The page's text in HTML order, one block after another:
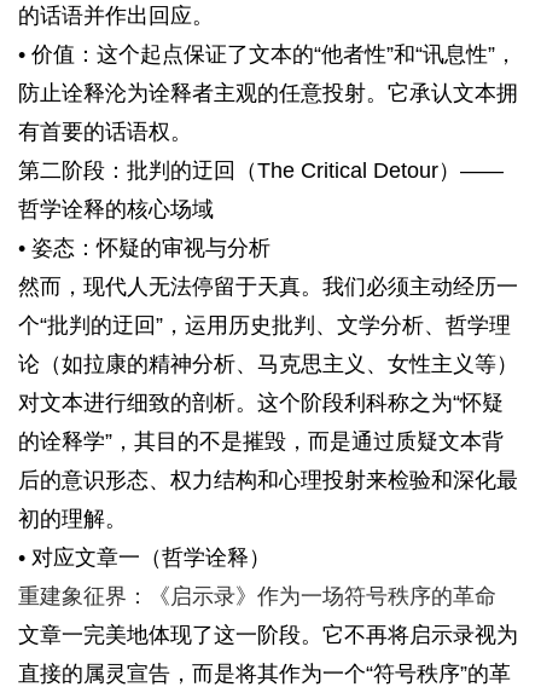
的话语并作出回应。
• 价值：这个起点保证了文本的“他者性”和“讯息性”，
防止诠释沦为诠释者主观的任意投射。它承认文本拥
有首要的话语权。
第二阶段：批判的迂回（The Critical Detour）——
哲学诠释的核心场域
• 姿态：怀疑的审视与分析
然而，现代人无法停留于天真。我们必须主动经历一
个“批判的迂回”，运用历史批判、文学分析、哲学理
论（如拉康的精神分析、马克思主义、女性主义等）
对文本进行细致的剖析。这个阶段利科称之为“怀疑
的诠释学”，其目的不是摧毁，而是通过质疑文本背
后的意识形态、权力结构和心理投射来检验和深化最
初的理解。
• 对应文章一（哲学诠释）
重建象征界：《启示录》作为一场符号秩序的革命
文章一完美地体现了这一阶段。它不再将启示录视为
直接的属灵宣告，而是将其作为一个“符号秩序”的革